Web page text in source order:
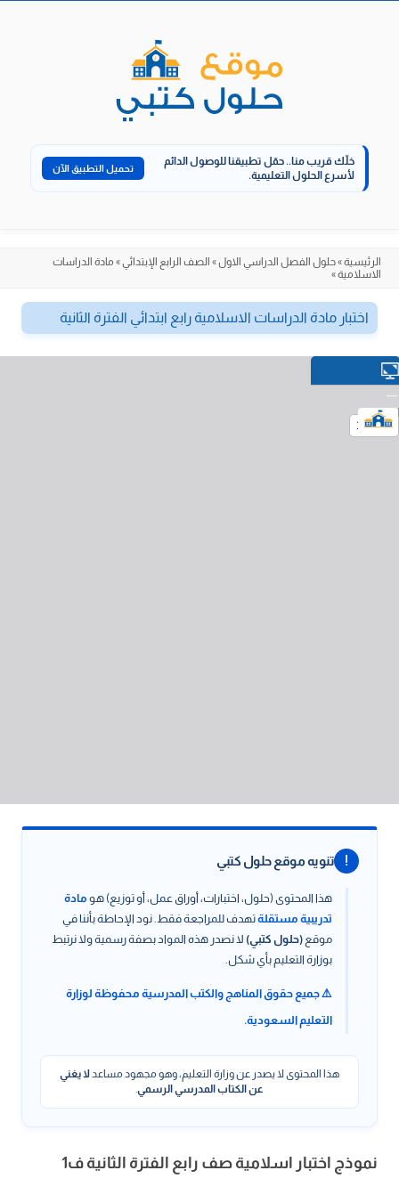
خلّك قريب منا.. حمّل تطبيقنا للوصول الدائم
لأسرع الحلول التعليمية.
تحميل التطبيق الآن
الرئيسية»حلول الفصل الدراسي الاول» الصف الرابع الإبتدائي» مادة الدراسات
الاسلامية»
اختبار مادة الدراسات الاسلامية رابع ابتدائي الفترة الثانية
! تنويه موقع حلول كتبي
هذا المحتوى (حلول، اختبارات، أوراق عمل، أو توزيع) هو مادة
تدريبية مستقلةتهدف للمراجعة فقط. نود الإحاطة بأننا في
موقع (حلول كتبي) لا نصدر هذه المواد بصفة رسمية ولا نرتبط
بوزارة التعليم بأي شكل.
⚠️ جميع حقوق المناهج والكتب المدرسية محفوظة لوزارة
التعليم السعودية.
هذا المحتوى لا يصدر عن وزارة التعليم، وهو مجهود مساعدلا يغني
عن الكتاب المدرسي الرسمي.
نموذج اختبار اسلامية صف رابع الفترة الثانية ف1